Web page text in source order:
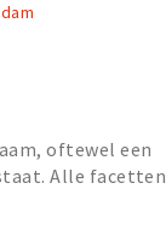
oftewel een
Alle facetten